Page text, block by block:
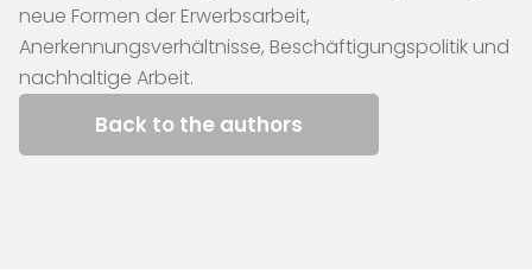
neue Formen der Erwerbsarbeit,
Anerkennungsverhältnisse, Beschäftigungspolitik und
nachhaltige Arbeit.
Back to the authors